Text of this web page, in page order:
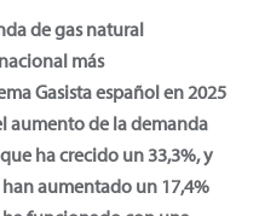
de gas natural
más
Gasista español en 2025
aumento de la demanda
ha crecido un 33,3%, y
aumentado un 17,4%